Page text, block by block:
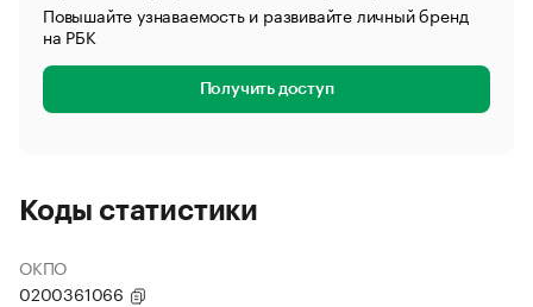
Повышайте узнаваемость и развивайте личный бренд
на РБК
Получить доступ
Коды статистики
ОКПО
0200361066